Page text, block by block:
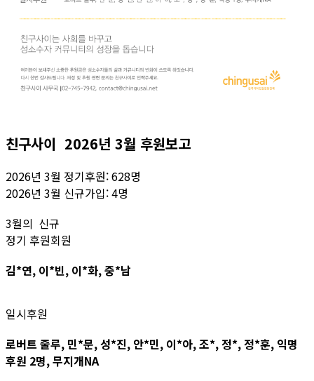
친구사이 2026년 3월 후원보고
2026년 3월 정기후원: 628명
2026년 3월 신규가입: 4명
3월의 신규
정기 후원회원
김*연, 이*빈, 이*화, 중*남
일시후원
로버트 줄루, 민*문, 성*진, 안*민, 이*아, 조*, 정*, 정*훈, 익명
후원 2명, 무지개NA